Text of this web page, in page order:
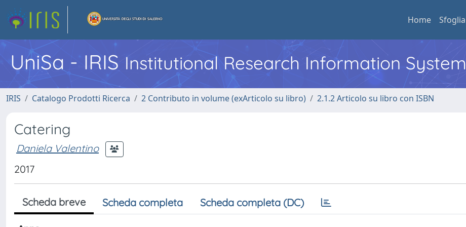
Home Sfoglia
UniSa - IRIS Institutional Research Information System
IRIS Catalogo Prodotti Ricerca 2 Contributo in volume (exArticolo su libro) 2.1.2 Articolo su libro con ISBN
Catering
Daniela Valentino
2017
Scheda breve Scheda completa Scheda completa (DC)